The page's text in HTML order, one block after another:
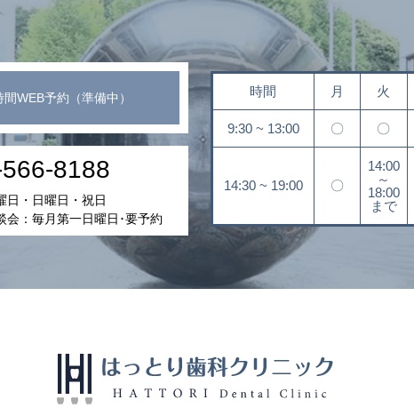
間WEB予約（準備中）
8188
日・日曜日・祝日
会：毎月第一日曜日･要予約
時間 月 火
9:30 ~ 13:00 〇 〇
14:30 ~ 19:00 〇
14:00
～
18:00
まで